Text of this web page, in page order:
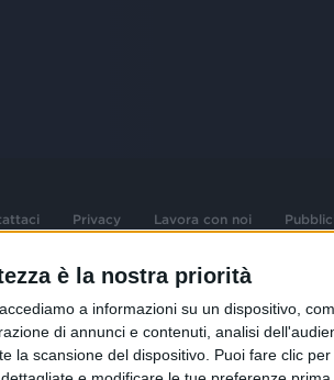
è la nostra priorità
a informazioni su un dispositivo,
di annunci e contenuti, analisi
la scansione del dispositivo. Puoi fare clic
Privacy Lavora con noi
| Tutti i diritti riservati. Per le opere dell'ingegno
dalla normativa dei diritti d'autore e dei diritti
Iscr. Reg. Imprese Milano - C.F. e n° iscrizione